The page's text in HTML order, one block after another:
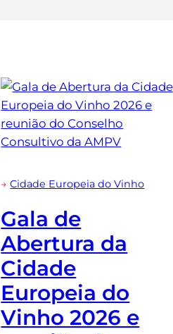
→Cidade Europeia do Vinho
Gala de
Abertura da
Cidade
Europeia do
Vinho 2026 e